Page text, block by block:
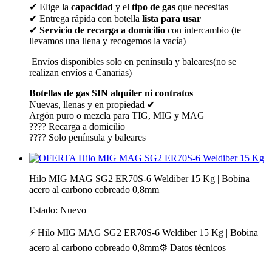
✔ Elige la capacidad y el tipo de gas que necesitas
✔ Entrega rápida con botella lista para usar
✔ Servicio de recarga a domicilio con intercambio (te
llevamos una llena y recogemos la vacía)
Envíos disponibles solo en península y baleares(no se
realizan envíos a Canarias)
Botellas de gas SIN alquiler ni contratos
Nuevas, llenas y en propiedad ✔
Argón puro o mezcla para TIG, MIG y MAG
???? Recarga a domicilio
???? Solo península y baleares
Hilo MIG MAG SG2 ER70S-6 Weldiber 15 Kg | Bobina
acero al carbono cobreado 0,8mm
Estado: Nuevo
⚡ Hilo MIG MAG SG2 ER70S-6 Weldiber 15 Kg | Bobina
acero al carbono cobreado 0,8mm⚙️ Datos técnicos